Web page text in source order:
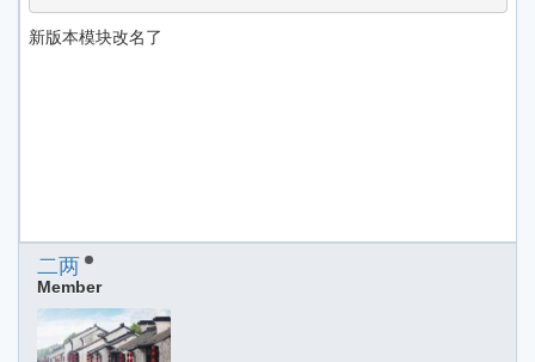
新版本模块改名了
二两
Member